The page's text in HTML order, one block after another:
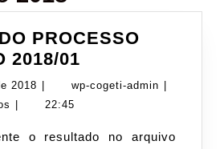
PROCESSO
2018/01
PROCESSO
2018 8
de
de
wp-cogeti-admin wp-
22:45